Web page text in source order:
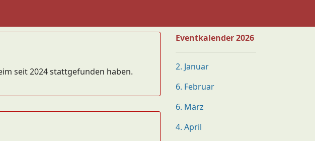
seit 2024 stattgefunden haben.
Eventkalender 2026
2. Januar
6. Februar
6. März
4. April